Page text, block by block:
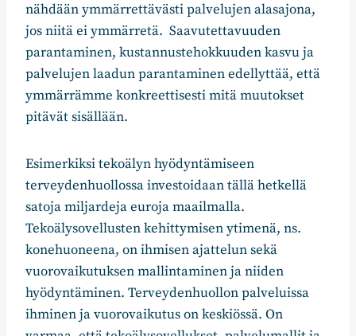
nähdään ymmärrettävästi palvelujen alasajona,
jos niitä ei ymmärretä. Saavutettavuuden
parantaminen, kustannustehokkuuden kasvu ja
palvelujen laadun parantaminen edellyttää, että
ymmärrämme konkreettisesti mitä muutokset
pitävät sisällään.
Esimerkiksi tekoälyn hyödyntämiseen
terveydenhuollossa investoidaan tällä hetkellä
satoja miljardeja euroja maailmalla.
Tekoälysovellusten kehittymisen ytimenä, ns.
konehuoneena, on ihmisen ajattelun sekä
vuorovaikutuksen mallintaminen ja niiden
hyödyntäminen. Terveydenhuollon palveluissa
ihminen ja vuorovaikutus on keskiössä. On